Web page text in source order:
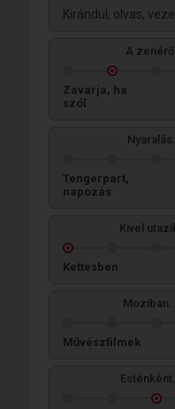
Kirándul, olvas,
A zenéről
Zavarja, ha
szól
Nyaralás:
Tengerpart,
napozás
Kivel
Kettesben
Művészfilmek